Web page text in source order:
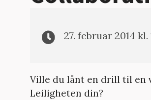
27. februar 2014 kl.
Ville du lånt en drill til en
Leiligheten din?